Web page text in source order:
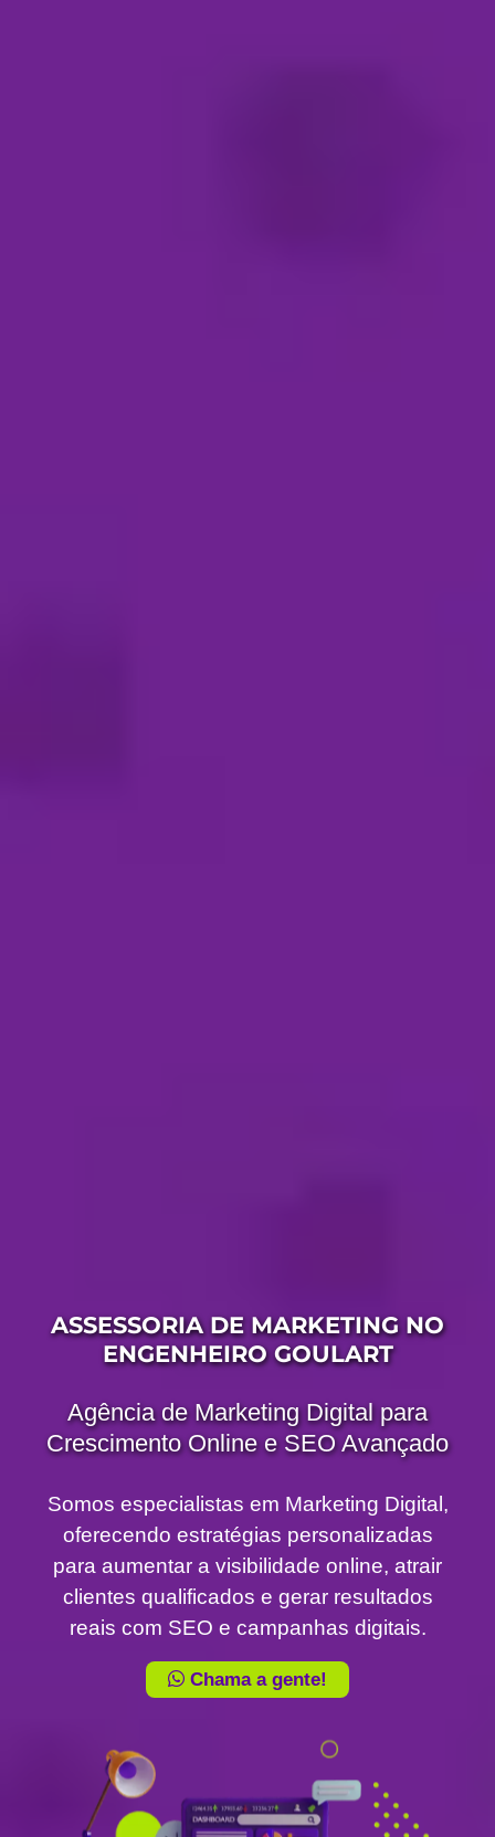
ASSESSORIA DE MARKETING NO
ENGENHEIRO GOULART
Agência de Marketing Digital para
Crescimento Online e SEO Avançado
Somos especialistas em Marketing Digital,
oferecendo estratégias personalizadas
para aumentar a visibilidade online, atrair
clientes qualificados e gerar resultados
reais com SEO e campanhas digitais.
Chama a gente!